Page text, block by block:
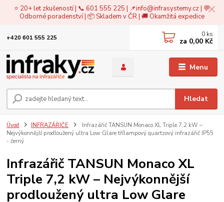
⭐ 20+ let zkušeností | 📞 601 555 225 | 📌info@infrasystemy.cz| 💬
Odborné poradenství | 📦 Skladem v ČR | 🚚 Okamžitá expedice
Menu
Hledat
+420 601 555 225 0 ks
za 0,00 Kč
Úvod INFRAZÁŘIČE
Infrazářič TANSUN Monaco XL Triple 7,2 kW –
Nejvýkonnější prodloužený ultra Low Glare třílampový quartzový infrazářič IP55
- černý
Infrazářič TANSUN Monaco XL
Triple 7,2 kW – Nejvýkonnější
prodloužený ultra Low Glare